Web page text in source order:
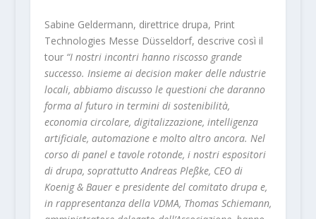
Sabine Geldermann, direttrice drupa, Print
Technologies Messe Düsseldorf, descrive così il
tour “I nostri incontri hanno riscosso grande
successo. Insieme ai decision maker delle ndustrie
locali, abbiamo discusso le questioni che daranno
forma al futuro in termini di sostenibilità,
economia circolare, digitalizzazione, intelligenza
artificiale, automazione e molto altro ancora. Nel
corso di panel e tavole rotonde, i nostri espositori
di drupa, soprattutto Andreas Pleßke, CEO di
Koenig & Bauer e presidente del comitato drupa e,
in rappresentanza della VDMA, Thomas Schiemann,